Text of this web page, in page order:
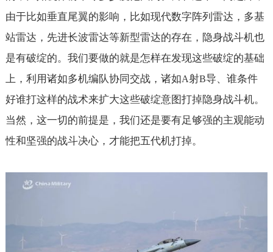
由于比如垂直尾翼的影响，比如现代数字阵列雷达，多基
站雷达，先进长波雷达等新型雷达的存在，隐身战斗机也
是有破绽的。我们要做的就是怎样在发现这些破绽的基础
上，利用诸如多机编队协同交战，诸如A射B导、谁条件
好谁打这样的战术来扩大这些破绽意图打掉隐身战斗机。
当然，这一切的前提是，我们还是要有足够强的主观能动
性和坚强的战斗决心，才能把五代机打掉。